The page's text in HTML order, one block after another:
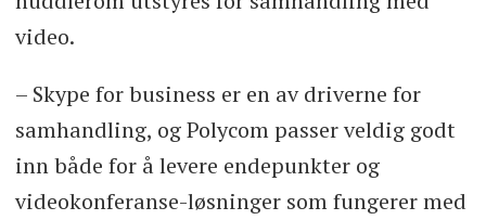
video.
– Skype for business er en av driverne for
samhandling, og Polycom passer veldig godt
inn både for å levere endepunkter og
videokonferanse-løsninger som fungerer med